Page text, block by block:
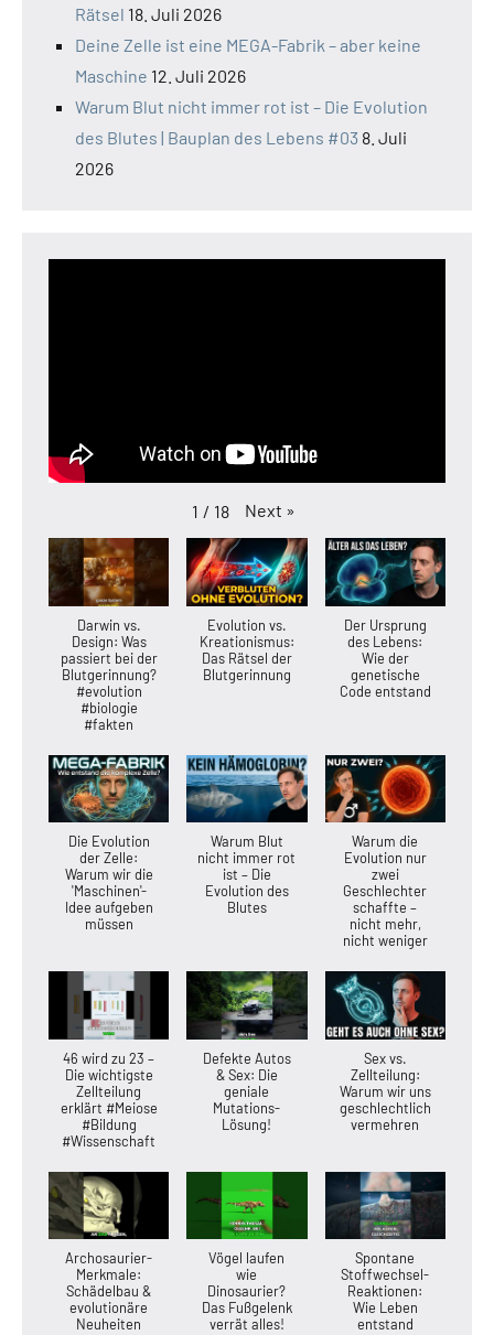
Rätsel 18. Juli 2026
Deine Zelle ist eine MEGA-Fabrik – aber keine
Maschine 12. Juli 2026
Warum Blut nicht immer rot ist – Die Evolution
des Blutes | Bauplan des Lebens #03 8. Juli
2026
1 / 18 Next »
Darwin vs.
Design: Was
passiert bei der
Blutgerinnung?
#evolution
#biologie
#fakten
Evolution vs.
Kreationismus:
Das Rätsel der
Blutgerinnung
Der Ursprung
des Lebens:
Wie der
genetische
Code entstand
Die Evolution
der Zelle:
Warum wir die
'Maschinen'-
Idee aufgeben
müssen
Warum Blut
nicht immer rot
ist – Die
Evolution des
Blutes
Warum die
Evolution nur
zwei
Geschlechter
schaffte –
nicht mehr,
nicht weniger
46 wird zu 23 –
Die wichtigste
Zellteilung
erklärt #Meiose
#Bildung
#Wissenschaft
Defekte Autos
& Sex: Die
geniale
Mutations-
Lösung!
Sex vs.
Zellteilung:
Warum wir uns
geschlechtlich
vermehren
Archosaurier-
Merkmale:
Schädelbau &
evolutionäre
Neuheiten
Vögel laufen
wie
Dinosaurier?
Das Fußgelenk
verrät alles!
Spontane
Stoffwechsel-
Reaktionen:
Wie Leben
entstand